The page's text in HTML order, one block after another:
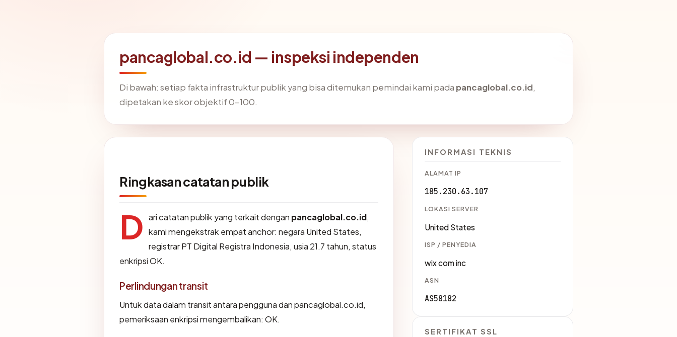
pancaglobal.co.id — inspeksi independen
Di bawah: setiap fakta infrastruktur publik yang bisa ditemukan pemindai kami pada pancaglobal.co.id,
dipetakan ke skor objektif 0-100.
Ringkasan catatan publik
D ari catatan publik yang terkait dengan pancaglobal.co.id,
kami mengekstrak empat anchor: negara United States,
registrar PT Digital Registra Indonesia, usia 21.7 tahun, status
enkripsi OK.
Perlindungan transit
Untuk data dalam transit antara pengguna dan pancaglobal.co.id,
pemeriksaan enkripsi mengembalikan: OK.
INFORMASI TEKNIS
ALAMAT IP
185.230.63.107
LOKASI SERVER
United States
ISP / PENYEDIA
wix com inc
ASN
AS58182
SERTIFIKAT SSL